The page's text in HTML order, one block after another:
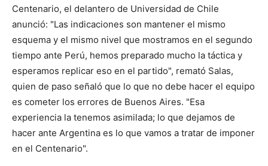
Centenario, el delantero de Universidad de Chile
anunció: "Las indicaciones son mantener el mismo
esquema y el mismo nivel que mostramos en el segundo
tiempo ante Perú, hemos preparado mucho la táctica y
esperamos replicar eso en el partido", remató Salas,
quien de paso señaló que lo que no debe hacer el equipo
es cometer los errores de Buenos Aires. "Esa
experiencia la tenemos asimilada; lo que dejamos de
hacer ante Argentina es lo que vamos a tratar de imponer
en el Centenario".